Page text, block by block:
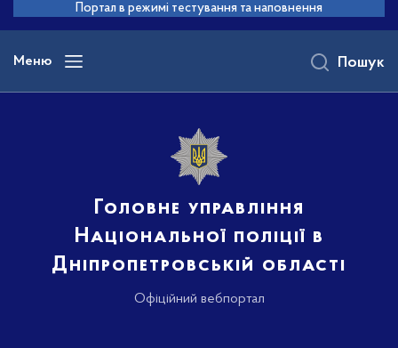
основного
вмісту
Портал в режимі тестування та наповнення
Меню
Головне управління
Національної поліції в
Дніпропетровській області
Офіційний вебпортал
Пошук